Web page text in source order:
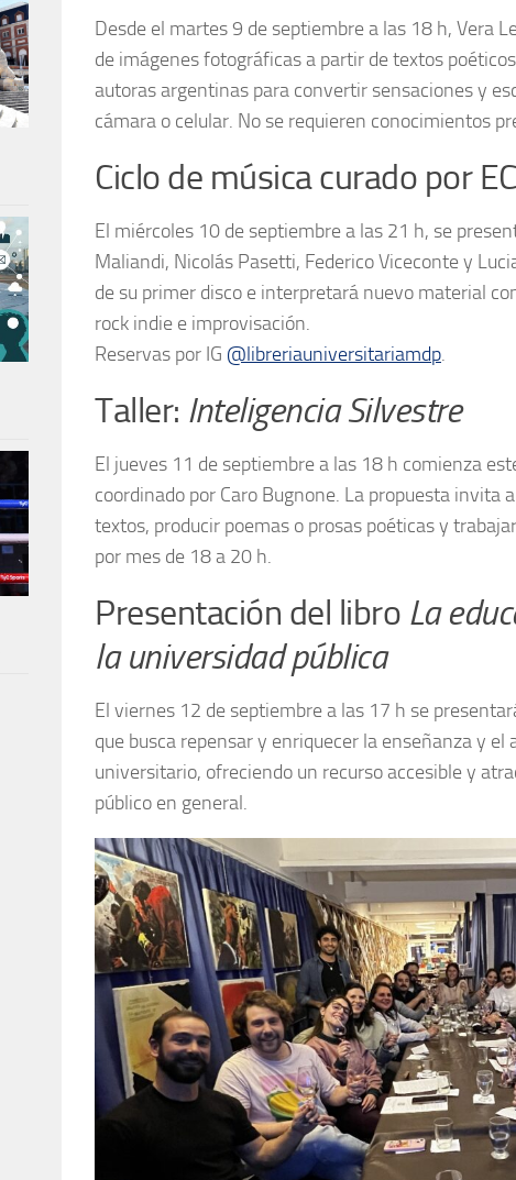
Desde el martes 9 de septiembre a las 18 h, Vera
de imágenes fotográficas a partir de textos
autoras argentinas para convertir sensaciones y
cámara o celular. No se requieren conocimientos
Ciclo de música curado por
El miércoles 10 de septiembre a las 21 h, se
Maliandi, Nicolás Pasetti, Federico Viceconte y
de su primer disco e interpretará nuevo material
rock indie e improvisación.
Reservas por IG @libreriauniversitariamdp.
Taller: Inteligencia Silvestre
El jueves 11 de septiembre a las 18 h comienza
coordinado por Caro Bugnone. La propuesta invita
textos, producir poemas o prosas poéticas y
por mes de 18 a 20 h.
Presentación del libro La
la universidad pública
El viernes 12 de septiembre a las 17 h se
que busca repensar y enriquecer la enseñanza y el
universitario, ofreciendo un recurso accesible y
público en general.